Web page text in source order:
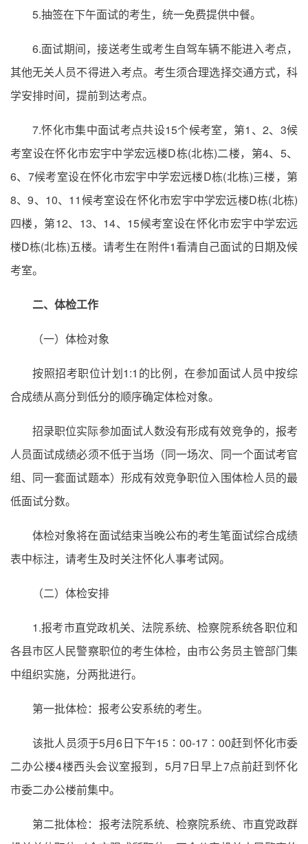
5.抽签在下午面试的考生，统一免费提供中餐。
6.面试期间，接送考生或考生自驾车辆不能进入考点，
其他无关人员不得进入考点。考生须合理选择交通方式，科
学安排时间，提前到达考点。
7.怀化市集中面试考点共设15个候考室，第1、2、3候
考室设在怀化市宏宇中学宏远楼D栋(北栋)二楼，第4、5、
6、7候考室设在怀化市宏宇中学宏远楼D栋(北栋)三楼，第
8、9、10、11候考室设在怀化市宏宇中学宏远楼D栋(北栋)
四楼，第12、13、14、15候考室设在怀化市宏宇中学宏远
楼D栋(北栋)五楼。请考生在附件1看清自己面试的日期及候
考室。
二、体检工作
（一）体检对象
按照招考职位计划1:1的比例，在参加面试人员中按综
合成绩从高分到低分的顺序确定体检对象。
招录职位实际参加面试人数没有形成有效竞争的，报考
人员面试成绩必须不低于当场（同一场次、同一个面试考官
组、同一套面试题本）形成有效竞争职位入围体检人员的最
低面试分数。
体检对象将在面试结束当晚公布的考生笔面试综合成绩
表中标注，请考生及时关注怀化人事考试网。
（二）体检安排
1.报考市直党政机关、法院系统、检察院系统各职位和
各县市区人民警察职位的考生体检，由市公务员主管部门集
中组织实施，分两批进行。
第一批体检：报考公安系统的考生。
该批人员须于5月6日下午15∶00-17∶00赶到怀化市委
二办公楼4楼西头会议室报到，5月7日早上7点前赶到怀化
市委二办公楼前集中。
第二批体检：报考法院系统、检察院系统、市直党政群